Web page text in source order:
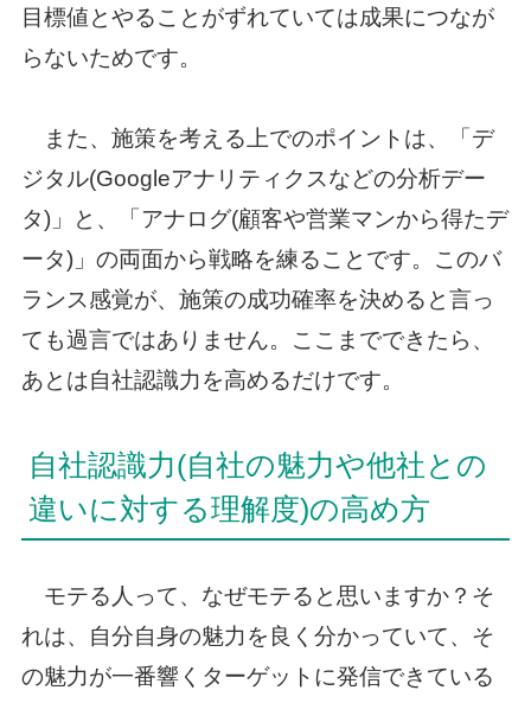
目標値とやることがずれていては成果につなが
らないためです。
また、施策を考える上でのポイントは、「デ
ジタル(Googleアナリティクスなどの分析デー
タ)」と、「アナログ(顧客や営業マンから得たデ
ータ)」の両面から戦略を練ることです。このバ
ランス感覚が、施策の成功確率を決めると言っ
ても過言ではありません。ここまでできたら、
あとは自社認識力を高めるだけです。
自社認識力(自社の魅力や他社との
違いに対する理解度)の高め方
モテる人って、なぜモテると思いますか？そ
れは、自分自身の魅力を良く分かっていて、そ
の魅力が一番響くターゲットに発信できている